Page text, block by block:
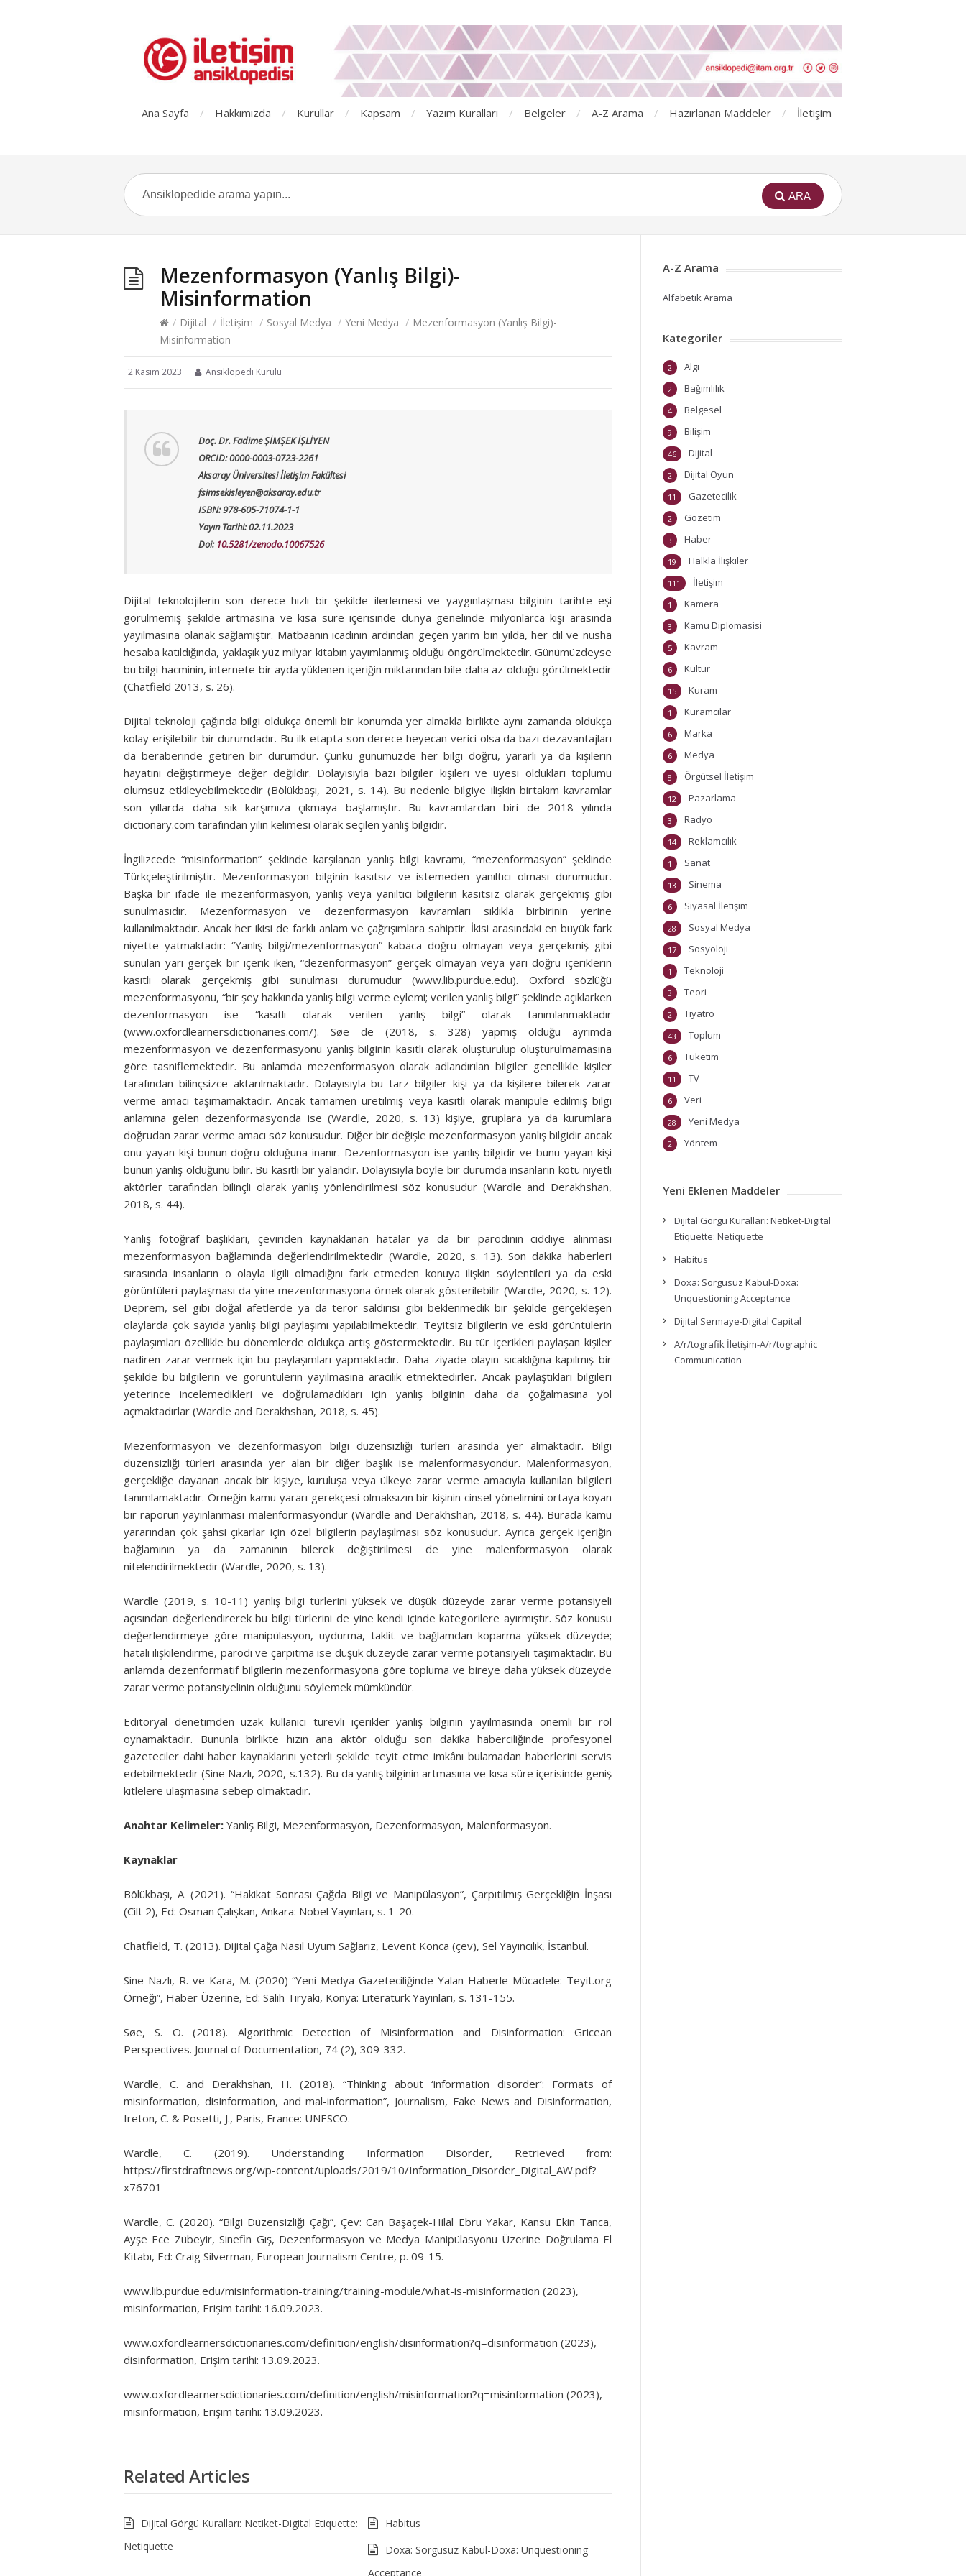
Ana Sayfa Hakkımızda Kurullar Kapsam Yazım Kuralları Belgeler A-Z Arama Hazırlanan Maddeler İletişim
ARA
Mezenformasyon (Yanlış Bilgi)-
Misinformation
/ Dijital / İletişim / Sosyal Medya / Yeni Medya / Mezenformasyon (Yanlış Bilgi)-
Misinformation
2 Kasım 2023 Ansiklopedi Kurulu
Doç. Dr. Fadime ŞİMŞEK İŞLİYEN
ORCID: 0000-0003-0723-2261
Aksaray Üniversitesi İletişim Fakültesi
fsimsekisleyen@aksaray.edu.tr
ISBN: 978-605-71074-1-1
Yayın Tarihi: 02.11.2023
Doi: 10.5281/zenodo.10067526
Dijital teknolojilerin son derece hızlı bir şekilde ilerlemesi ve yaygınlaşması bilginin tarihte eşi
görülmemiş şekilde artmasına ve kısa süre içerisinde dünya genelinde milyonlarca kişi arasında
yayılmasına olanak sağlamıştır. Matbaanın icadının ardından geçen yarım bin yılda, her dil ve nüsha
hesaba katıldığında, yaklaşık yüz milyar kitabın yayımlanmış olduğu öngörülmektedir. Günümüzdeyse
bu bilgi hacminin, internete bir ayda yüklenen içeriğin miktarından bile daha az olduğu görülmektedir
(Chatfield 2013, s. 26).
Dijital teknoloji çağında bilgi oldukça önemli bir konumda yer almakla birlikte aynı zamanda oldukça
kolay erişilebilir bir durumdadır. Bu ilk etapta son derece heyecan verici olsa da bazı dezavantajları
da beraberinde getiren bir durumdur. Çünkü günümüzde her bilgi doğru, yararlı ya da kişilerin
hayatını değiştirmeye değer değildir. Dolayısıyla bazı bilgiler kişileri ve üyesi oldukları toplumu
olumsuz etkileyebilmektedir (Bölükbaşı, 2021, s. 14). Bu nedenle bilgiye ilişkin birtakım kavramlar
son yıllarda daha sık karşımıza çıkmaya başlamıştır. Bu kavramlardan biri de 2018 yılında
dictionary.com tarafından yılın kelimesi olarak seçilen yanlış bilgidir.
İngilizcede “misinformation” şeklinde karşılanan yanlış bilgi kavramı, “mezenformasyon” şeklinde
Türkçeleştirilmiştir. Mezenformasyon bilginin kasıtsız ve istemeden yanıltıcı olması durumudur.
Başka bir ifade ile mezenformasyon, yanlış veya yanıltıcı bilgilerin kasıtsız olarak gerçekmiş gibi
sunulmasıdır. Mezenformasyon ve dezenformasyon kavramları sıklıkla birbirinin yerine
kullanılmaktadır. Ancak her ikisi de farklı anlam ve çağrışımlara sahiptir. İkisi arasındaki en büyük fark
niyette yatmaktadır: “Yanlış bilgi/mezenformasyon” kabaca doğru olmayan veya gerçekmiş gibi
sunulan yarı gerçek bir içerik iken, “dezenformasyon” gerçek olmayan veya yarı doğru içeriklerin
kasıtlı olarak gerçekmiş gibi sunulması durumudur (www.lib.purdue.edu). Oxford sözlüğü
mezenformasyonu, “bir şey hakkında yanlış bilgi verme eylemi; verilen yanlış bilgi” şeklinde açıklarken
dezenformasyon ise “kasıtlı olarak verilen yanlış bilgi” olarak tanımlanmaktadır
(www.oxfordlearnersdictionaries.com/). Søe de (2018, s. 328) yapmış olduğu ayrımda
mezenformasyon ve dezenformasyonu yanlış bilginin kasıtlı olarak oluşturulup oluşturulmamasına
göre tasniflemektedir. Bu anlamda mezenformasyon olarak adlandırılan bilgiler genellikle kişiler
tarafından bilinçsizce aktarılmaktadır. Dolayısıyla bu tarz bilgiler kişi ya da kişilere bilerek zarar
verme amacı taşımamaktadır. Ancak tamamen üretilmiş veya kasıtlı olarak manipüle edilmiş bilgi
anlamına gelen dezenformasyonda ise (Wardle, 2020, s. 13) kişiye, gruplara ya da kurumlara
doğrudan zarar verme amacı söz konusudur. Diğer bir değişle mezenformasyon yanlış bilgidir ancak
onu yayan kişi bunun doğru olduğuna inanır. Dezenformasyon ise yanlış bilgidir ve bunu yayan kişi
bunun yanlış olduğunu bilir. Bu kasıtlı bir yalandır. Dolayısıyla böyle bir durumda insanların kötü niyetli
aktörler tarafından bilinçli olarak yanlış yönlendirilmesi söz konusudur (Wardle and Derakhshan,
2018, s. 44).
Yanlış fotoğraf başlıkları, çeviriden kaynaklanan hatalar ya da bir parodinin ciddiye alınması
mezenformasyon bağlamında değerlendirilmektedir (Wardle, 2020, s. 13). Son dakika haberleri
sırasında insanların o olayla ilgili olmadığını fark etmeden konuya ilişkin söylentileri ya da eski
görüntüleri paylaşması da yine mezenformasyona örnek olarak gösterilebilir (Wardle, 2020, s. 12).
Deprem, sel gibi doğal afetlerde ya da terör saldırısı gibi beklenmedik bir şekilde gerçekleşen
olaylarda çok sayıda yanlış bilgi paylaşımı yapılabilmektedir. Teyitsiz bilgilerin ve eski görüntülerin
paylaşımları özellikle bu dönemlerde oldukça artış göstermektedir. Bu tür içerikleri paylaşan kişiler
nadiren zarar vermek için bu paylaşımları yapmaktadır. Daha ziyade olayın sıcaklığına kapılmış bir
şekilde bu bilgilerin ve görüntülerin yayılmasına aracılık etmektedirler. Ancak paylaştıkları bilgileri
yeterince incelemedikleri ve doğrulamadıkları için yanlış bilginin daha da çoğalmasına yol
açmaktadırlar (Wardle and Derakhshan, 2018, s. 45).
Mezenformasyon ve dezenformasyon bilgi düzensizliği türleri arasında yer almaktadır. Bilgi
düzensizliği türleri arasında yer alan bir diğer başlık ise malenformasyondur. Malenformasyon,
gerçekliğe dayanan ancak bir kişiye, kuruluşa veya ülkeye zarar verme amacıyla kullanılan bilgileri
tanımlamaktadır. Örneğin kamu yararı gerekçesi olmaksızın bir kişinin cinsel yönelimini ortaya koyan
bir raporun yayınlanması malenformasyondur (Wardle and Derakhshan, 2018, s. 44). Burada kamu
yararından çok şahsi çıkarlar için özel bilgilerin paylaşılması söz konusudur. Ayrıca gerçek içeriğin
bağlamının ya da zamanının bilerek değiştirilmesi de yine malenformasyon olarak
nitelendirilmektedir (Wardle, 2020, s. 13).
Wardle (2019, s. 10-11) yanlış bilgi türlerini yüksek ve düşük düzeyde zarar verme potansiyeli
açısından değerlendirerek bu bilgi türlerini de yine kendi içinde kategorilere ayırmıştır. Söz konusu
değerlendirmeye göre manipülasyon, uydurma, taklit ve bağlamdan koparma yüksek düzeyde;
hatalı ilişkilendirme, parodi ve çarpıtma ise düşük düzeyde zarar verme potansiyeli taşımaktadır. Bu
anlamda dezenformatif bilgilerin mezenformasyona göre topluma ve bireye daha yüksek düzeyde
zarar verme potansiyelinin olduğunu söylemek mümkündür.
Editoryal denetimden uzak kullanıcı türevli içerikler yanlış bilginin yayılmasında önemli bir rol
oynamaktadır. Bununla birlikte hızın ana aktör olduğu son dakika haberciliğinde profesyonel
gazeteciler dahi haber kaynaklarını yeterli şekilde teyit etme imkânı bulamadan haberlerini servis
edebilmektedir (Sine Nazlı, 2020, s.132). Bu da yanlış bilginin artmasına ve kısa süre içerisinde geniş
kitlelere ulaşmasına sebep olmaktadır.
Anahtar Kelimeler: Yanlış Bilgi, Mezenformasyon, Dezenformasyon, Malenformasyon.
Kaynaklar
Bölükbaşı, A. (2021). “Hakikat Sonrası Çağda Bilgi ve Manipülasyon”, Çarpıtılmış Gerçekliğin İnşası
(Cilt 2), Ed: Osman Çalışkan, Ankara: Nobel Yayınları, s. 1-20.
Chatfield, T. (2013). Dijital Çağa Nasıl Uyum Sağlarız, Levent Konca (çev), Sel Yayıncılık, İstanbul.
Sine Nazlı, R. ve Kara, M. (2020) “Yeni Medya Gazeteciliğinde Yalan Haberle Mücadele: Teyit.org
Örneği”, Haber Üzerine, Ed: Salih Tiryaki, Konya: Literatürk Yayınları, s. 131-155.
Søe, S. O. (2018). Algorithmic Detection of Misinformation and Disinformation: Gricean
Perspectives. Journal of Documentation, 74 (2), 309-332.
Wardle, C. and Derakhshan, H. (2018). “Thinking about ‘information disorder’: Formats of
misinformation, disinformation, and mal-information”, Journalism, Fake News and Disinformation,
Ireton, C. & Posetti, J., Paris, France: UNESCO.
Wardle, C. (2019). Understanding Information Disorder, Retrieved from:
https://firstdraftnews.org/wp-content/uploads/2019/10/Information_Disorder_Digital_AW.pdf?
x76701
Wardle, C. (2020). “Bilgi Düzensizliği Çağı”, Çev: Can Başaçek-Hilal Ebru Yakar, Kansu Ekin Tanca,
Ayşe Ece Zübeyir, Sinefin Gış, Dezenformasyon ve Medya Manipülasyonu Üzerine Doğrulama El
Kitabı, Ed: Craig Silverman, European Journalism Centre, p. 09-15.
www.lib.purdue.edu/misinformation-training/training-module/what-is-misinformation (2023),
misinformation, Erişim tarihi: 16.09.2023.
www.oxfordlearnersdictionaries.com/definition/english/disinformation?q=disinformation (2023),
disinformation, Erişim tarihi: 13.09.2023.
www.oxfordlearnersdictionaries.com/definition/english/misinformation?q=misinformation (2023),
misinformation, Erişim tarihi: 13.09.2023.
Related Articles
Dijital Görgü Kuralları: Netiket-Digital Etiquette:
Netiquette
Habitus
Doxa: Sorgusuz Kabul-Doxa: Unquestioning
Acceptance
A-Z Arama
Alfabetik Arama
Kategoriler
Algı
2
Bağımlılık
2
Belgesel
4
Bilişim
9
Dijital
46
Dijital Oyun
2
Gazetecilik
11
Gözetim
2
Haber
3
Halkla İlişkiler
19
İletişim
111
Kamera
1
Kamu Diplomasisi
3
Kavram
5
Kültür
6
Kuram
15
Kuramcılar
1
Marka
6
Medya
6
Örgütsel İletişim
8
Pazarlama
12
Radyo
3
Reklamcılık
14
Sanat
1
Sinema
13
Siyasal İletişim
6
Sosyal Medya
28
Sosyoloji
17
Teknoloji
1
Teori
3
Tiyatro
2
Toplum
43
Tüketim
6
TV
11
Veri
6
Yeni Medya
28
Yöntem
2
Yeni Eklenen Maddeler
Dijital Görgü Kuralları: Netiket-Digital
Etiquette: Netiquette
Habitus
Doxa: Sorgusuz Kabul-Doxa:
Unquestioning Acceptance
Dijital Sermaye-Digital Capital
A/r/tografik İletişim-A/r/tographic
Communication